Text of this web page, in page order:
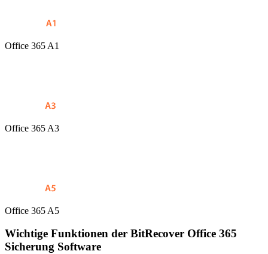
Office 365 A1
Office 365 A3
Office 365 A5
Wichtige Funktionen der BitRecover Office 365
Sicherung Software